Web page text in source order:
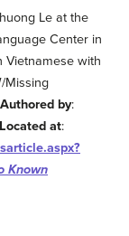
Le at the
Center in
Vietnamese with
Missing
Authored by:
Located at:
Known